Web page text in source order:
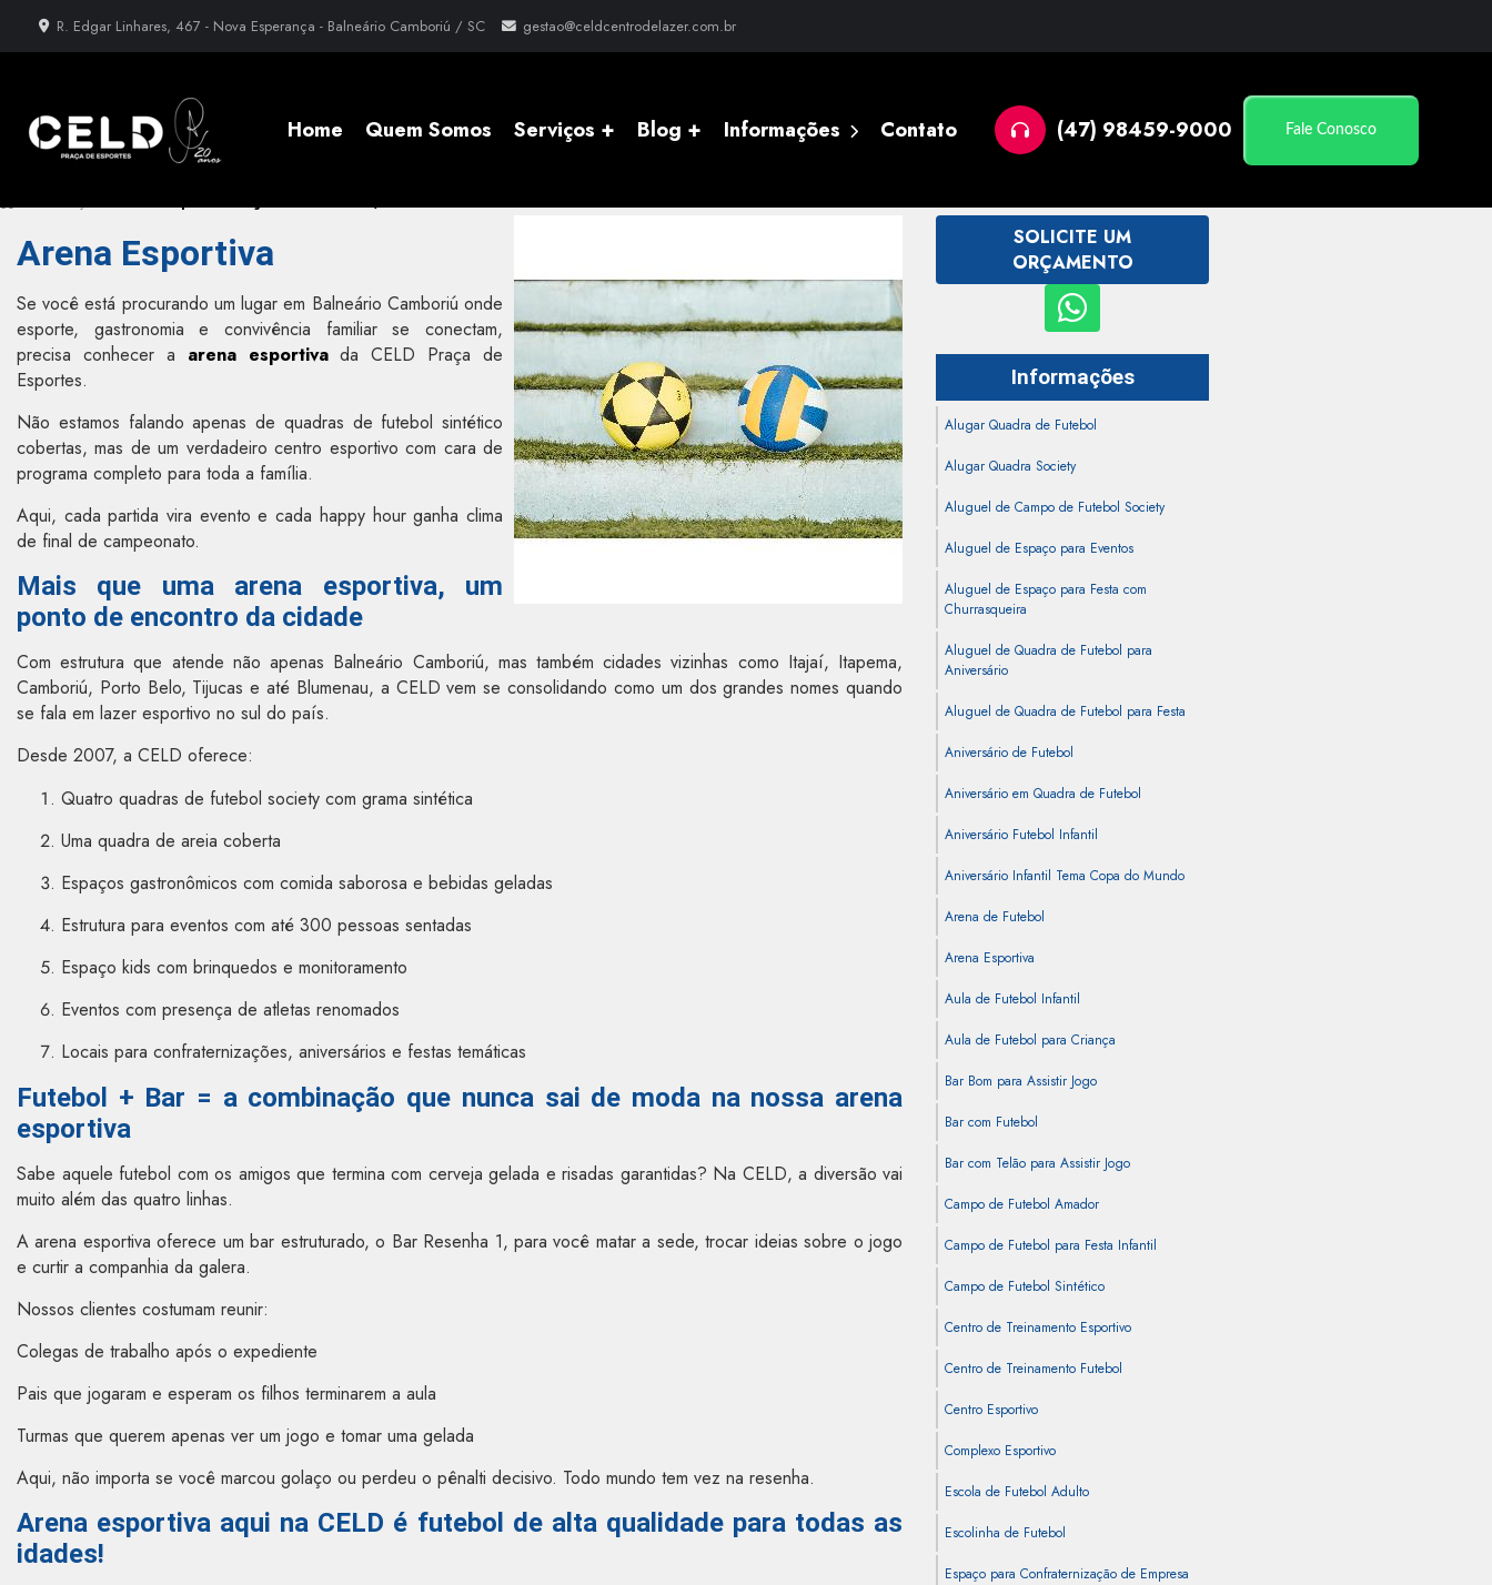
R. Edgar Linhares, 467 - Nova Esperança - Balneário Camboriú / SC gestao@celdcentrodelazer.com.br
Home Quem Somos Serviços + Blog + Informações Contato (47) 98459-9000 Fale Conosco
Arena Esportiva
Se você está procurando um lugar em Balneário Camboriú onde
esporte, gastronomia e convivência familiar se conectam,
precisa conhecer a arena esportivada CELD Praça de
Esportes.
Não estamos falando apenas de quadras de futebol sintético
cobertas, mas de um verdadeiro centro esportivo com cara de
programa completo para toda a família.
Aqui, cada partida vira evento e cada happy hour ganha clima
de final de campeonato.
Mais que uma arena esportiva, um
ponto de encontro da cidade
Com estrutura que atende não apenas Balneário Camboriú, mas também cidades vizinhas como Itajaí, Itapema,
Camboriú, Porto Belo, Tijucas e até Blumenau, a CELD vem se consolidando como um dos grandes nomes quando
se fala em lazer esportivo no sul do país.
Desde 2007, a CELD oferece:
Quatro quadras de futebol society com grama sintética
Uma quadra de areia coberta
Espaços gastronômicos com comida saborosa e bebidas geladas
Estrutura para eventos com até 300 pessoas sentadas
Espaço kids com brinquedos e monitoramento
Eventos com presença de atletas renomados
Locais para confraternizações, aniversários e festas temáticas
Futebol + Bar = a combinação que nunca sai de moda na nossa arena
esportiva
Sabe aquele futebol com os amigos que termina com cerveja gelada e risadas garantidas? Na CELD, a diversão vai
muito além das quatro linhas.
A arena esportiva oferece um bar estruturado, o Bar Resenha 1, para você matar a sede, trocar ideias sobre o jogo
e curtir a companhia da galera.
Nossos clientes costumam reunir:
Colegas de trabalho após o expediente
Pais que jogaram e esperam os filhos terminarem a aula
Turmas que querem apenas ver um jogo e tomar uma gelada
Aqui, não importa se você marcou golaço ou perdeu o pênalti decisivo. Todo mundo tem vez na resenha.
Arena esportiva aqui na CELD é futebol de alta qualidade para todas as
idades!
SOLICITE UM
ORÇAMENTO
Informações
Alugar Quadra de Futebol
Alugar Quadra Society
Aluguel de Campo de Futebol Society
Aluguel de Espaço para Eventos
Aluguel de Espaço para Festa com
Churrasqueira
Aluguel de Quadra de Futebol para
Aniversário
Aluguel de Quadra de Futebol para Festa
Aniversário de Futebol
Aniversário em Quadra de Futebol
Aniversário Futebol Infantil
Aniversário Infantil Tema Copa do Mundo
Arena de Futebol
Arena Esportiva
Aula de Futebol Infantil
Aula de Futebol para Criança
Bar Bom para Assistir Jogo
Bar com Futebol
Bar com Telão para Assistir Jogo
Campo de Futebol Amador
Campo de Futebol para Festa Infantil
Campo de Futebol Sintético
Centro de Treinamento Esportivo
Centro de Treinamento Futebol
Centro Esportivo
Complexo Esportivo
Escola de Futebol Adulto
Escolinha de Futebol
Espaço para Confraternização de Empresa